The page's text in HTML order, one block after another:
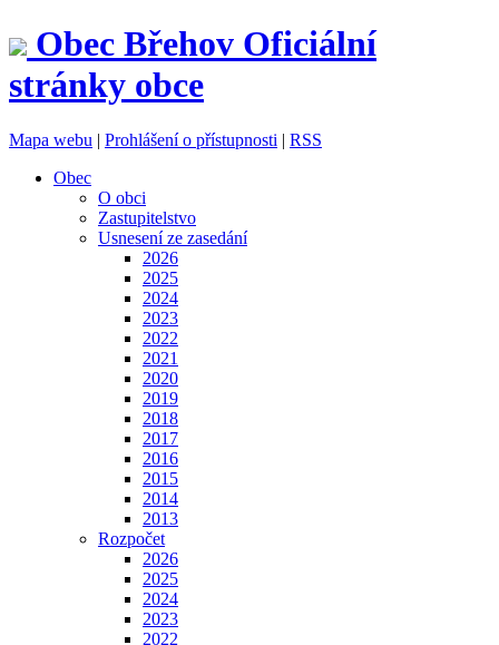
Obec Břehov Oficiální
stránky obce
Mapa webu | Prohlášení o přístupnosti | RSS
Obec
O obci
Zastupitelstvo
Usnesení ze zasedání
2026
2025
2024
2023
2022
2021
2020
2019
2018
2017
2016
2015
2014
2013
Rozpočet
2026
2025
2024
2023
2022